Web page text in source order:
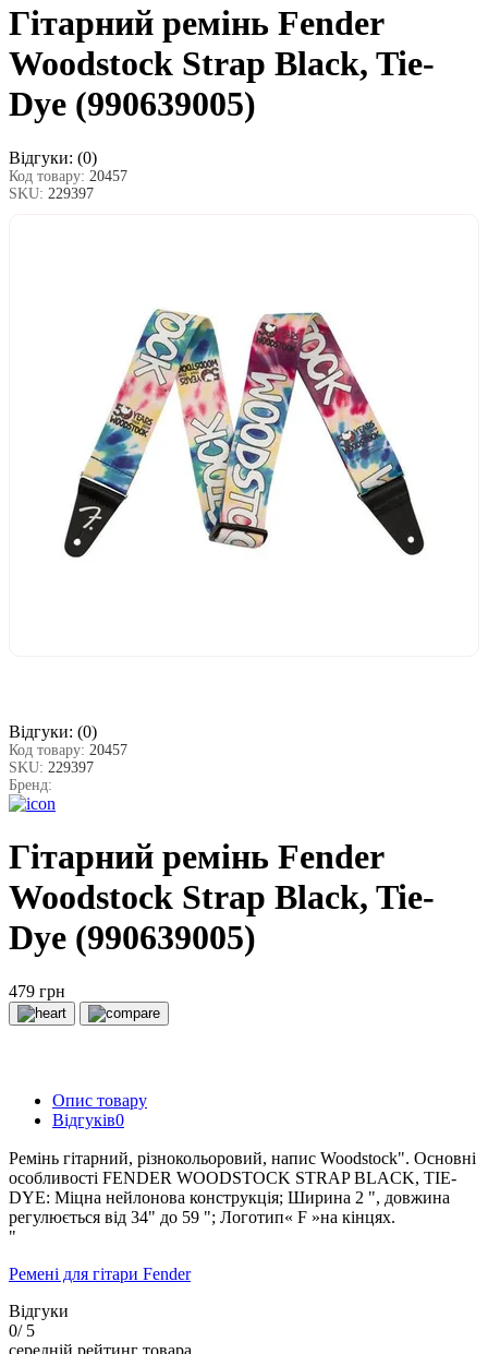
Гітарний ремінь Fender
Woodstock Strap Black, Tie-
Dye (990639005)
Відгуки: (0)
Код товару: 20457
SKU: 229397
Відгуки: (0)
Код товару: 20457
SKU: 229397
Бренд:
Гітарний ремінь Fender
Woodstock Strap Black, Tie-
Dye (990639005)
479 грн
Опис товару
Відгуків0
Ремінь гітарний, різнокольоровий, напис Woodstock". Основні
особливості FENDER WOODSTOCK STRAP BLACK, TIE-
DYE: Міцна нейлонова конструкція; Ширина 2 ", довжина
регулюється від 34" до 59 "; Логотип« F »на кінцях.
"
Ремені для гітари Fender
Відгуки
0/ 5
середній рейтинг товара